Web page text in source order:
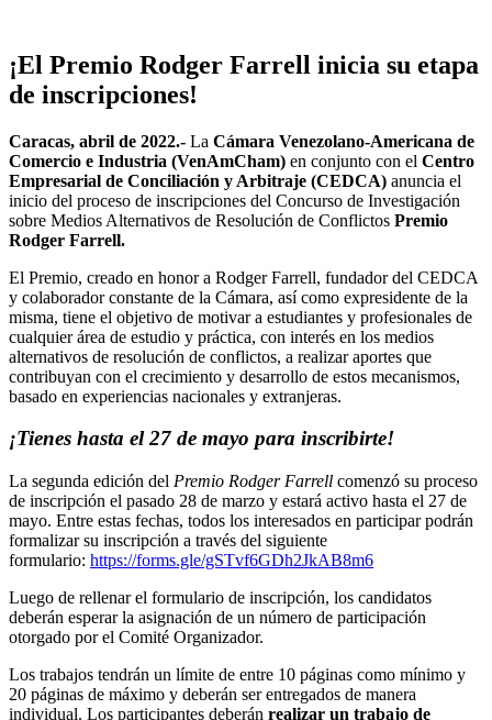
¡El Premio Rodger Farrell inicia su etapa
de inscripciones!
Caracas, abril de 2022.- La Cámara Venezolano-Americana de
Comercio e Industria (VenAmCham) en conjunto con el Centro
Empresarial de Conciliación y Arbitraje (CEDCA) anuncia el
inicio del proceso de inscripciones del Concurso de Investigación
sobre Medios Alternativos de Resolución de Conflictos Premio
Rodger Farrell.
El Premio, creado en honor a Rodger Farrell, fundador del CEDCA
y colaborador constante de la Cámara, así como expresidente de la
misma, tiene el objetivo de motivar a estudiantes y profesionales de
cualquier área de estudio y práctica, con interés en los medios
alternativos de resolución de conflictos, a realizar aportes que
contribuyan con el crecimiento y desarrollo de estos mecanismos,
basado en experiencias nacionales y extranjeras.
¡Tienes hasta el 27 de mayo para inscribirte!
La segunda edición del Premio Rodger Farrell comenzó su proceso
de inscripción el pasado 28 de marzo y estará activo hasta el 27 de
mayo. Entre estas fechas, todos los interesados en participar podrán
formalizar su inscripción a través del siguiente
formulario: https://forms.gle/gSTvf6GDh2JkAB8m6
Luego de rellenar el formulario de inscripción, los candidatos
deberán esperar la asignación de un número de participación
otorgado por el Comité Organizador.
Los trabajos tendrán un límite de entre 10 páginas como mínimo y
20 páginas de máximo y deberán ser entregados de manera
individual. Los participantes deberán realizar un trabajo de